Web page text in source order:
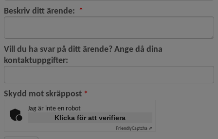
Beskriv ditt ärende: *
Vill du ha svar på ditt ärende? Ange då dina
kontaktuppgifter:
Skydd mot skräppost *
Jag är inte en robot
Klicka för att verifiera
FriendlyCaptcha ⇗